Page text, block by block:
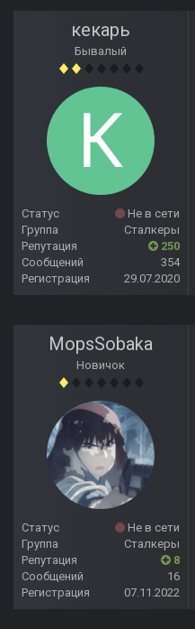
кекарь
Бывалый
Статус
Не в сети
Группа
Сталкеры
Репутация
250
Сообщений
354
Регистрация
29.07.2020
MopsSobaka
Новичок
Статус
Не в сети
Группа
Сталкеры
Репутация
8
Сообщений
16
Регистрация
07.11.2022